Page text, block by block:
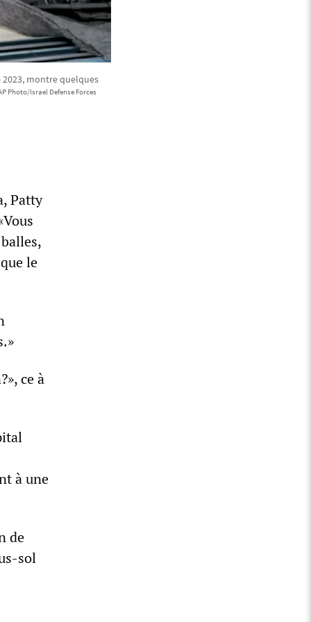
2023, montre quelques
Photo/Israel Defense Forces
Patty
le
ce à
à une
de
sol